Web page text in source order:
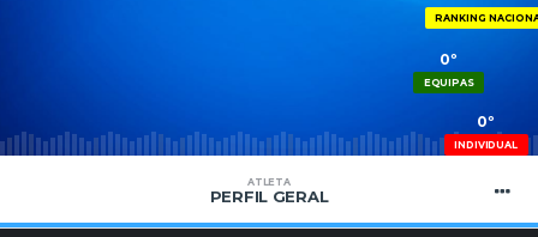
RANKING
0º
EQUIPAS
0º
INDIVIDUAL
ATLETA
PERFIL GERAL